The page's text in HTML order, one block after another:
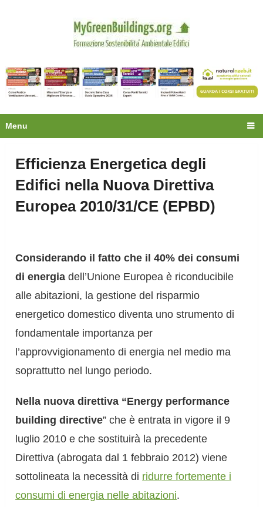
Menu
Efficienza Energetica degli
Edifici nella Nuova Direttiva
Europea 2010/31/CE (EPBD)
Considerando il fatto che il 40% dei consumi
di energia dell’Unione Europea è riconducibile
alle abitazioni, la gestione del risparmio
energetico domestico diventa uno strumento di
fondamentale importanza per
l’approvvigionamento di energia nel medio ma
soprattutto nel lungo periodo.
Nella nuova direttiva “Energy performance
building directive” che è entrata in vigore il 9
luglio 2010 e che sostituirà la precedente
Direttiva (abrogata dal 1 febbraio 2012) viene
sottolineata la necessità di ridurre fortemente i
consumi di energia nelle abitazioni.
Privacy
Oltre 30.000 tecnici
fanno già parte della